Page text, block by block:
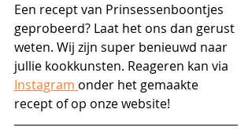
Een recept van Prinsessenboontjes
geprobeerd? Laat het ons dan gerust
weten. Wij zijn super benieuwd naar
jullie kookkunsten. Reageren kan via
Instagram onder het gemaakte
recept of op onze website!